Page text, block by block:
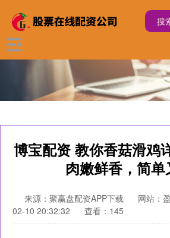
博宝配资 教你香菇滑鸡
肉嫩鲜香，简
来源：聚赢盘配资APP下载 网站：
02-10 20:32:32
查看：145